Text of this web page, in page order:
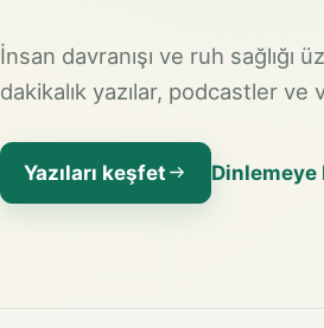
İnsan davranışı ve ruh sağlığı
dakikalık yazılar, podcastler
Yazıları keşfet Dinlemeye